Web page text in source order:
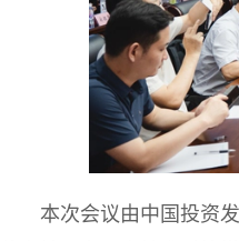
本次会议由中国投资